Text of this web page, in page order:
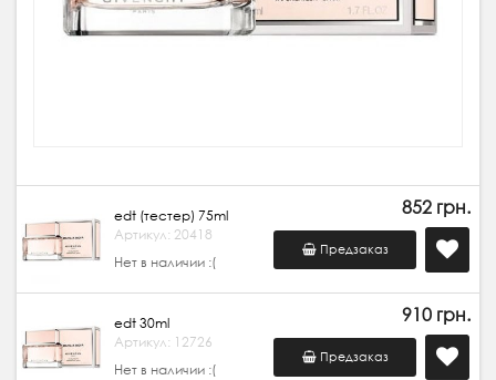
edt (тестер) 75ml
Артикул: 20418
Нет в наличии :(
852 грн.
Предзаказ
edt 30ml
Артикул: 12726
Нет в наличии :(
910 грн.
Предзаказ